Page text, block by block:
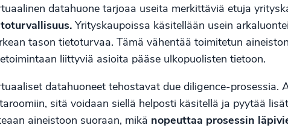
datahuone tarjoaa useita merkittäviä etuja
. Yrityskaupoissa käsitellään usein
tason tietoturvaa. Tämä vähentää toimitetun
liittyviä asioita pääse ulkopuolisten tietoon.
datahuoneet tehostavat due diligence-prosessia.
sitä voidaan siellä helposti käsitellä ja pyytää
aineistoon suoraan, mikä nopeuttaa prosessin